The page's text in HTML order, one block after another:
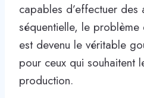
capables d’effectuer des
séquentielle, le
est devenu le véritable
pour ceux qui souhaitent
production.